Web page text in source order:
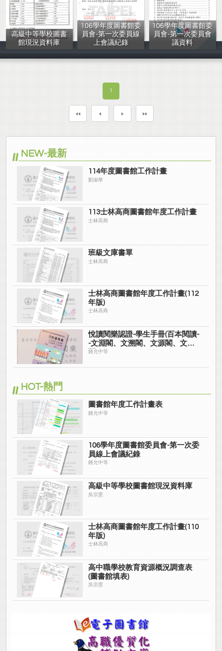
高級中等學校圖書
館現況資料庫
吳宗憲
106學年度圖書館委
員會-第一次委員線
上會議紀錄
鍾允中等
106學年度圖書館委
員會-第一次委員會
議資料
鍾允中等
1
NEW-最新
114年度圖書館工作計畫
劉淑華
113士林高商圖書館年度工作計畫
士林高商
班級文庫書單
士林高商
士林高商圖書館年度工作計畫(112
年版)
士林高商
悅讀閱樂認證-學生手冊(百本閱讀-
-文淵閣、文溯閣、文源閣、文津
閣)
鍾允中等
HOT-熱門
圖書館年度工作計畫表
鍾允中等
106學年度圖書館委員會-第一次委
員線上會議紀錄
鍾允中等
高級中等學校圖書館現況資料庫
吳宗憲
士林高商圖書館年度工作計畫(110
年版)
士林高商
高中職學校教育資源概況調查表
(圖書館填表)
吳宗憲